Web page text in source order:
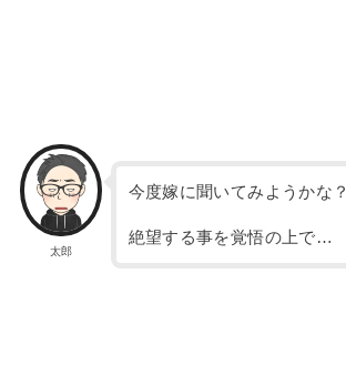
太郎
今度嫁に聞いてみようかな？
絶望する事を覚悟の上で…